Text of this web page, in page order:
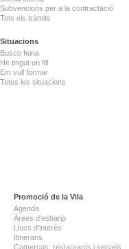
Subvencions per a la contractació
Tots els tràmits
Situacions
Busco feina
He tingut un fill
Em vull formar
Totes les situacions
Promoció de la Vila
Agenda
Àrees d'esbarjo
Llocs d'interès
Itineraris
Comerços, restaurants i serveis